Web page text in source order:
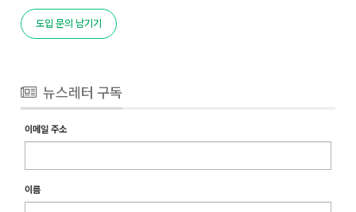
도입 문의 남기기
뉴스레터 구독
이메일 주소
이름